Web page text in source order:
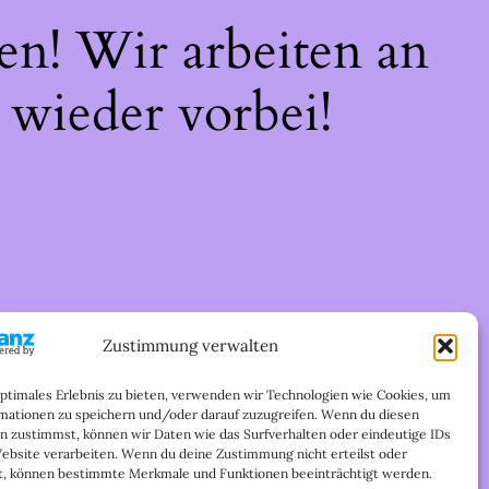
Zustimmung verwalten
Erlebnis zu bieten, verwenden wir Technologien wie Cookies, um
zu speichern und/oder darauf zuzugreifen. Wenn du diesen
zustimmst, können wir Daten wie das Surfverhalten oder eindeutige IDs
verarbeiten. Wenn du deine Zustimmung nicht erteilst oder
können bestimmte Merkmale und Funktionen beeinträchtigt werden.
Wir arbeiten an
vorbei!